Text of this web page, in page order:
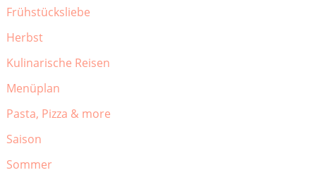
Frühstücksliebe
Herbst
Kulinarische Reisen
Menüplan
Pasta, Pizza & more
Saison
Sommer